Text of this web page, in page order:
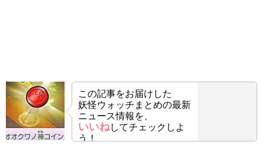
この記事をお届けした
妖怪ウォッチまとめの最新
ニュース情報を、
いいねしてチェックしよ
う！